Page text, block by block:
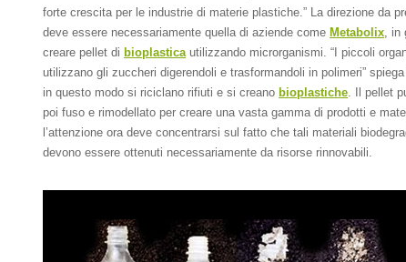
forte crescita per le industrie di materie plastiche.” La direzione da
deve essere necessariamente quella di aziende come Metabolix ,
creare pellet di bioplastica utilizzando microrganismi. “I piccoli
utilizzano gli zuccheri digerendoli e trasformandoli in polimeri” spiega
in questo modo si riciclano rifiuti e si creano bioplastiche . Il pellet
poi fuso e rimodellato per creare una vasta gamma di prodotti e
l’attenzione ora deve concentrarsi sul fatto che tali materiali
devono essere ottenuti necessariamente da risorse rinnovabili.